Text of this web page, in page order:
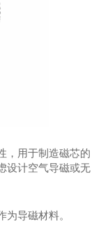
，用于制造磁芯的
设计空气导磁或无
为导磁材料。